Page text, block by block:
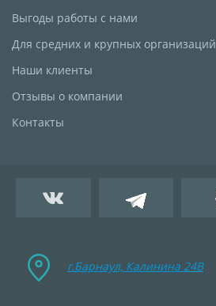
Выгоды работы с нами
Для средних и крупных организаций
Наши клиенты
Отзывы о компании
Контакты
г.Барнаул, Калинина 24B